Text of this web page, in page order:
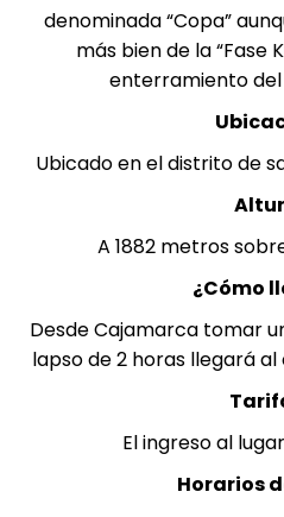
denominada “Copa”
más bien de la “Fase
enterramiento
Ubicado en el distrito de
A 1882 metros
¿Cómo
Desde Cajamarca tomar
lapso de 2 horas llegará
El ingreso al
Horarios